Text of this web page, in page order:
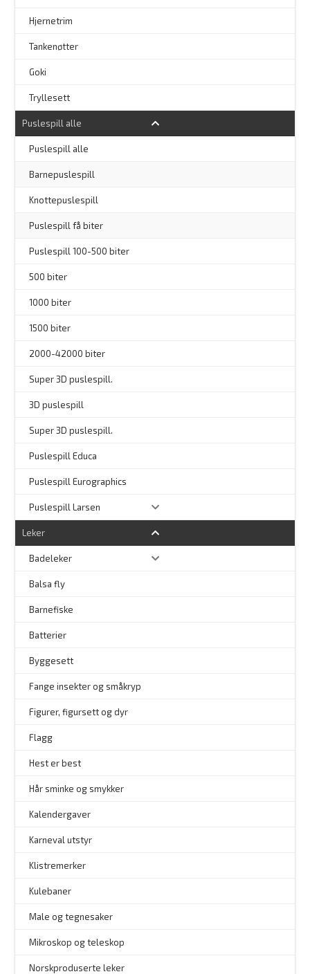
Hjernetrim
Tankenøtter
Goki
Tryllesett
Puslespill alle
Puslespill alle
Barnepuslespill
Knottepuslespill
Puslespill få biter
Puslespill 100-500 biter
500 biter
1000 biter
1500 biter
2000-42000 biter
Super 3D puslespill.
3D puslespill
Super 3D puslespill.
Puslespill Educa
Puslespill Eurographics
Puslespill Larsen
Leker
Badeleker
Balsa fly
Barnefiske
Batterier
Byggesett
Fange insekter og småkryp
Figurer, figursett og dyr
Flagg
Hest er best
Hår sminke og smykker
Kalendergaver
Karneval utstyr
Klistremerker
Kulebaner
Male og tegnesaker
Mikroskop og teleskop
Norskproduserte leker